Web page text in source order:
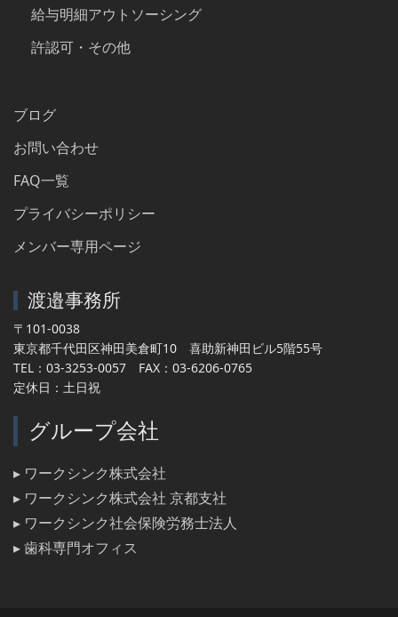
給与明細アウトソーシング
許認可・その他
ブログ
お問い合わせ
FAQ一覧
プライバシーポリシー
メンバー専用ページ
渡邉事務所
〒101-0038
東京都千代田区神田美倉町10 喜助新神田ビル5階55号
TEL：03-3253-0057 FAX：03-6206-0765
定休日：土日祝
グループ会社
▸ ワークシンク株式会社
▸ ワークシンク株式会社 京都支社
▸ ワークシンク社会保険労務士法人
▸ 歯科専門オフィス